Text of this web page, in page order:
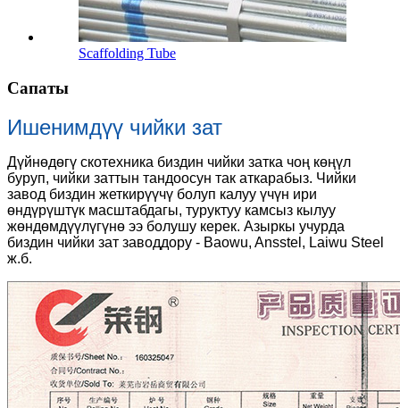
Scaffolding Tube
Сапаты
Ишенимдүү чийки зат
Дүйнөдөгү скотехника биздин чийки затка чоң көңүл
буруп, чийки заттын тандоосун так аткарабыз. Чийки
завод биздин жеткирүүчү болуп калуу үчүн ири
өндүрүштүк масштабдагы, туруктуу камсыз кылуу
жөндөмдүүлүгүнө ээ болушу керек. Азыркы учурда
биздин чийки зат заводдору - Baowu, Ansstel, Laiwu Steel
ж.б.